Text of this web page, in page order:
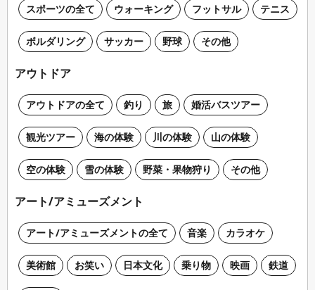
スポーツの全て ウォーキング フットサル テニス
ボルダリング サッカー 野球 その他
アウトドア
アウトドアの全て 釣り 旅 婚活バスツアー
観光ツアー 海の体験 川の体験 山の体験
空の体験 雪の体験 野菜・果物狩り その他
アート/アミューズメント
アート/アミューズメントの全て 音楽 カラオケ
美術館 お笑い 日本文化 乗り物 映画 鉄道